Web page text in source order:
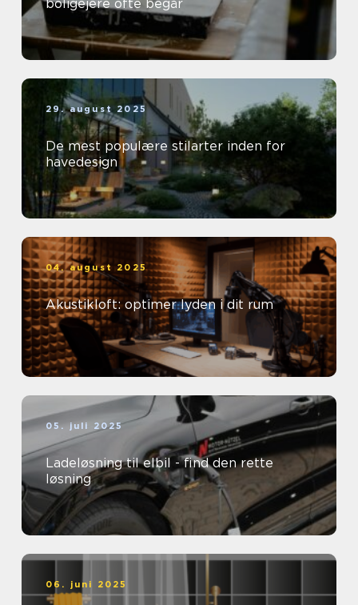
boligejere ofte begår
29. august 2025
De mest populære stilarter inden for
havedesign
04. august 2025
Akustikloft: optimer lyden i dit rum
05. juli 2025
Ladeløsning til elbil - find den rette
løsning
06. juni 2025